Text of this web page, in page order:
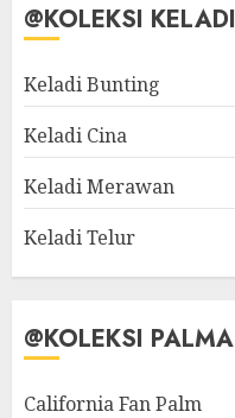
@KOLEKSI KELADI
Keladi Bunting
Keladi Cina
Keladi Merawan
Keladi Telur
@KOLEKSI PALMA
California Fan Palm